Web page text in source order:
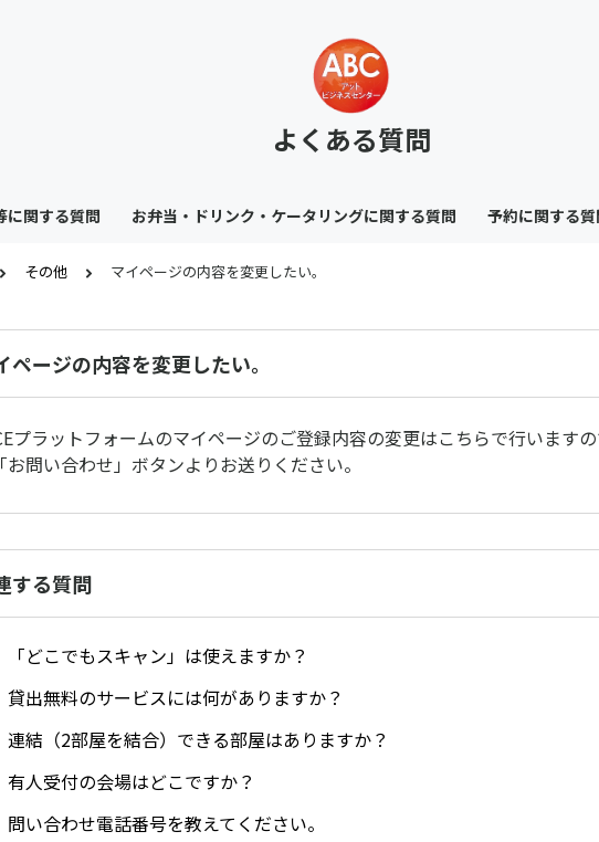
よくある質問
に関する質問 お弁当・ドリンク・ケータリングに関する質問 予約に関する質
その他 マイページの内容を変更したい。
ページの内容を変更したい。
プラットフォームのマイページのご登録内容の変更はこちらで行います
お問い合わせ」ボタンよりお送りください。
する質問
「どこでもスキャン」は使えますか？
貸出無料のサービスには何がありますか？
連結（2部屋を結合）できる部屋はありますか？
有人受付の会場はどこですか？
問い合わせ電話番号を教えてください。